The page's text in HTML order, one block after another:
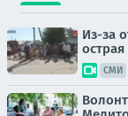
Из-за
СМИ